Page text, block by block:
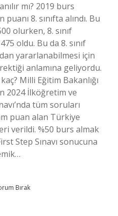
mı? 2019 burs
8. sınıfta alındı. Bu
olurken, 8. sınıf
oldu. Bu da 8. sınıf
yararlanabilmesi için
anlamına geliyordu.
Milli Eğitim Bakanlığı
2024 İlköğretim ve
tüm soruları
puan alan Türkiye
verildi. %50 burs almak
Step Sınavı sonucuna
Bırak